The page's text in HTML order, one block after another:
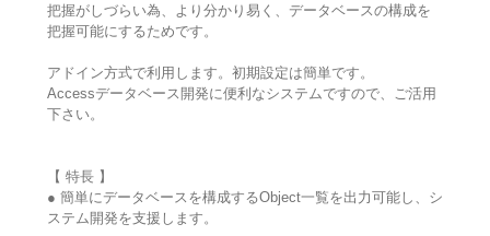
把握がしづらい為、より分かり易く、データベースの構成を
把握可能にするためです。
アドイン方式で利用します。初期設定は簡単です。
Accessデータベース開発に便利なシステムですので、ご活用
下さい。
【 特長 】
● 簡単にデータベースを構成するObject一覧を出力可能し、シ
ステム開発を支援します。